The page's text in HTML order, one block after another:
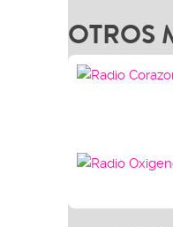
OTROS